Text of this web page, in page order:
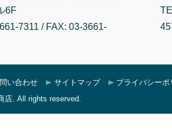
6F
7311 / FAX: 03-3661-
い合わせ サイトマップ
プライバシーポ
店. All rights reserved.